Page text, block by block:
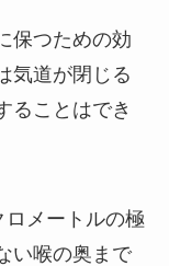
保つための効
気道が閉じる
ることはでき
メートルの極
い喉の奥まで